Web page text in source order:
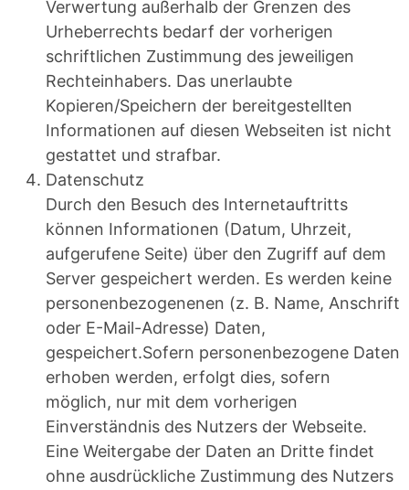
Verwertung außerhalb der Grenzen des
Urheberrechts bedarf der vorherigen
schriftlichen Zustimmung des jeweiligen
Rechteinhabers. Das unerlaubte
Kopieren/Speichern der bereitgestellten
Informationen auf diesen Webseiten ist nicht
gestattet und strafbar.
Datenschutz
Durch den Besuch des Internetauftritts
können Informationen (Datum, Uhrzeit,
aufgerufene Seite) über den Zugriff auf dem
Server gespeichert werden. Es werden keine
personenbezogenenen (z. B. Name, Anschrift
oder E-Mail-Adresse) Daten,
gespeichert.Sofern personenbezogene Daten
erhoben werden, erfolgt dies, sofern
möglich, nur mit dem vorherigen
Einverständnis des Nutzers der Webseite.
Eine Weitergabe der Daten an Dritte findet
ohne ausdrückliche Zustimmung des Nutzers